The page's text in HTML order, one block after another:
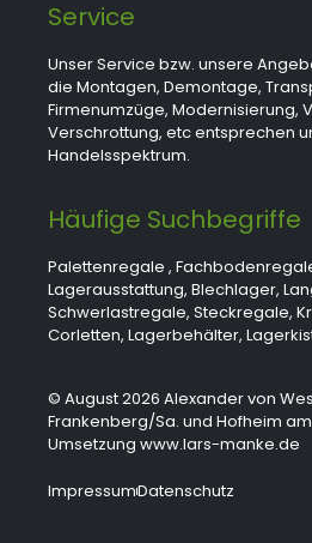
Service
Unser Service bzw. unsere
die Montagen, Demontage,
Firmenumzüge, Modernisierung,
Verschrottung, etc entsprechen
Handelsspektrum.
Häufige Suchbegriffe
Palettenregale ,
Lagerausstattung, Blechlager,
Schwerlastregale, Steckregale,
Corletten, Lagerbehälter,
© August 2026 Alexander von
Frankenberg/Sa. und Hofheim
Umsetzung www.lars-manke.de
ImpressumDatenschutz